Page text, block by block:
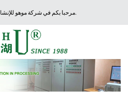
مرحبا بكم في شركة موهو للإنشاءات والكيماويات.